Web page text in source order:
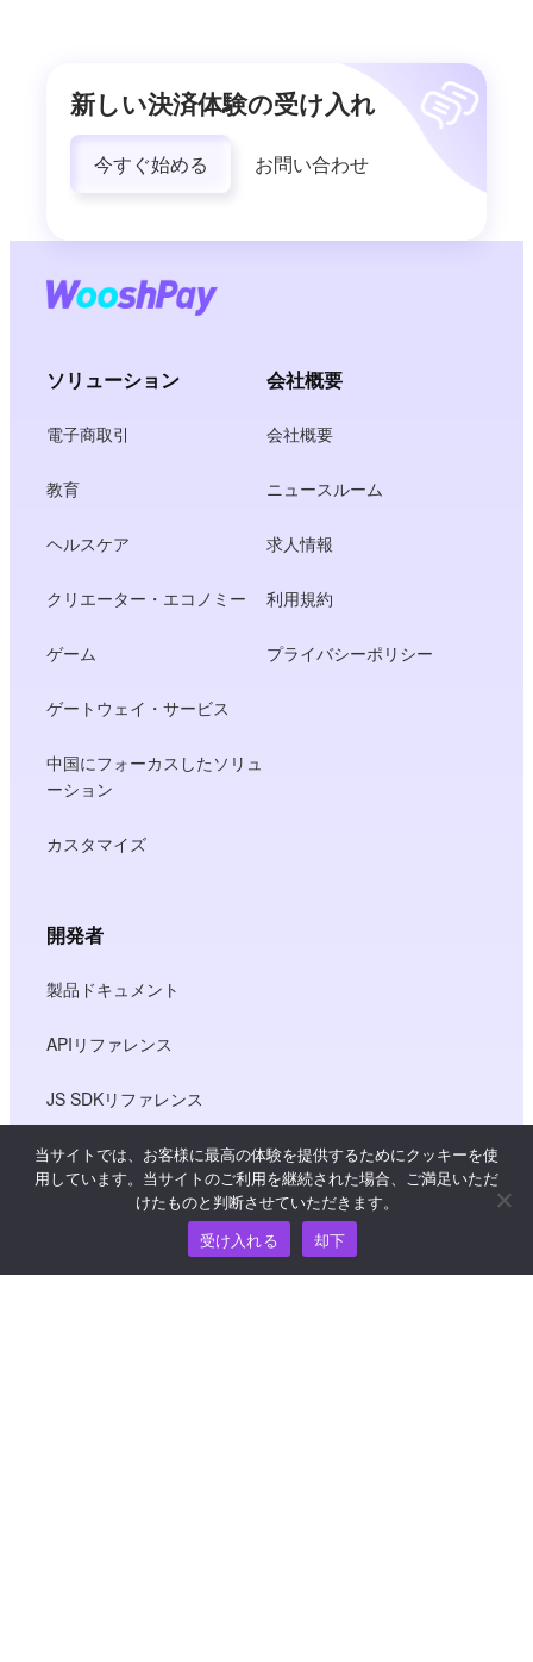
新しい決済体験の受け入れ
今すぐ始める お問い合わせ
ソリューション
電子商取引
教育
ヘルスケア
クリエーター・エコノミー
ゲーム
ゲートウェイ・サービス
中国にフォーカスしたソリュ
ーション
カスタマイズ
会社概要
会社概要
ニュースルーム
求人情報
利用規約
プライバシーポリシー
開発者
製品ドキュメント
APIリファレンス
JS SDKリファレンス
リソース
当サイトでは、お客様に最高の体験を提供するためにクッキーを使
用しています。当サイトのご利用を継続された場合、ご満足いただ
けたものと判断させていただきます。
受け入れる
却下